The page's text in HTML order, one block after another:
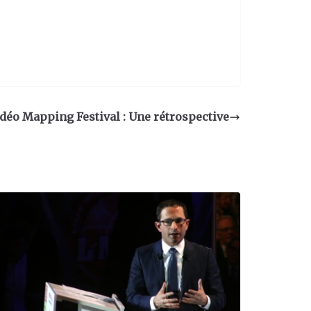
Mapping Festival : Une rétrospective